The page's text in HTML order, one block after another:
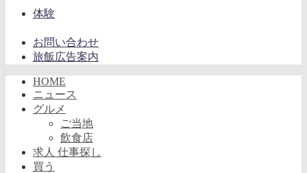
体験
お問い合わせ
旅飯広告案内
HOME
ニュース
グルメ
ご当地
飲食店
求人 仕事探し
買う